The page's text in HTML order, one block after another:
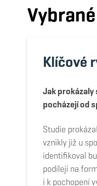
Klíčové
Jak
pocházejí od
Studie
vznikly již u
identifikoval
podílejí na
i k pochopení